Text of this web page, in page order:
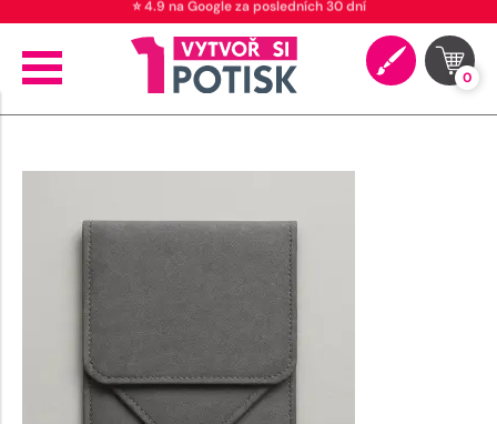
⭐ 4.9 na Google za posledních 30 dní
0